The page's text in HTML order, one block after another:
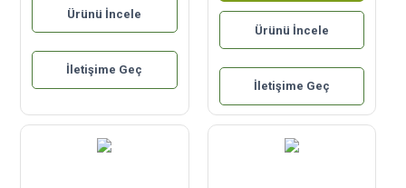
Ürünü İncele
İletişime Geç
Ürünü İncele
İletişime Geç